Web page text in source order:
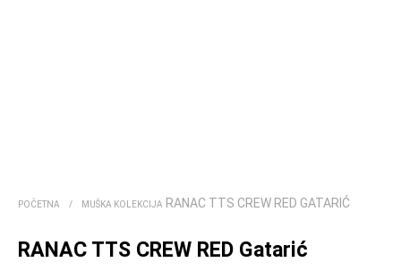
POČETNA / MUŠKA KOLEKCIJA RANAC TTS CREW RED GATARIĆ
RANAC TTS CREW RED Gatarić